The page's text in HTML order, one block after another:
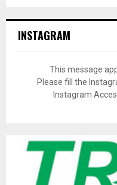
INSTAGRAM
This message
Please fill the
Instagram